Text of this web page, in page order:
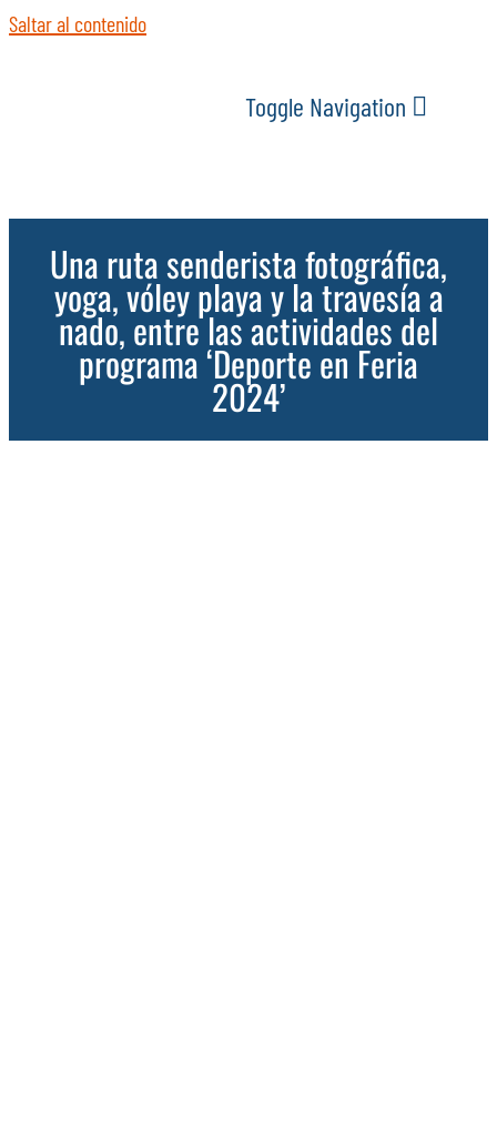
Saltar al contenido
Toggle Navigation
ACTUALIDAD
SERVICIOS
EVENTOS
Una ruta senderista fotográfica,
yoga, vóley playa y la travesía a
nado, entre las actividades del
programa ‘Deporte en Feria
2024’